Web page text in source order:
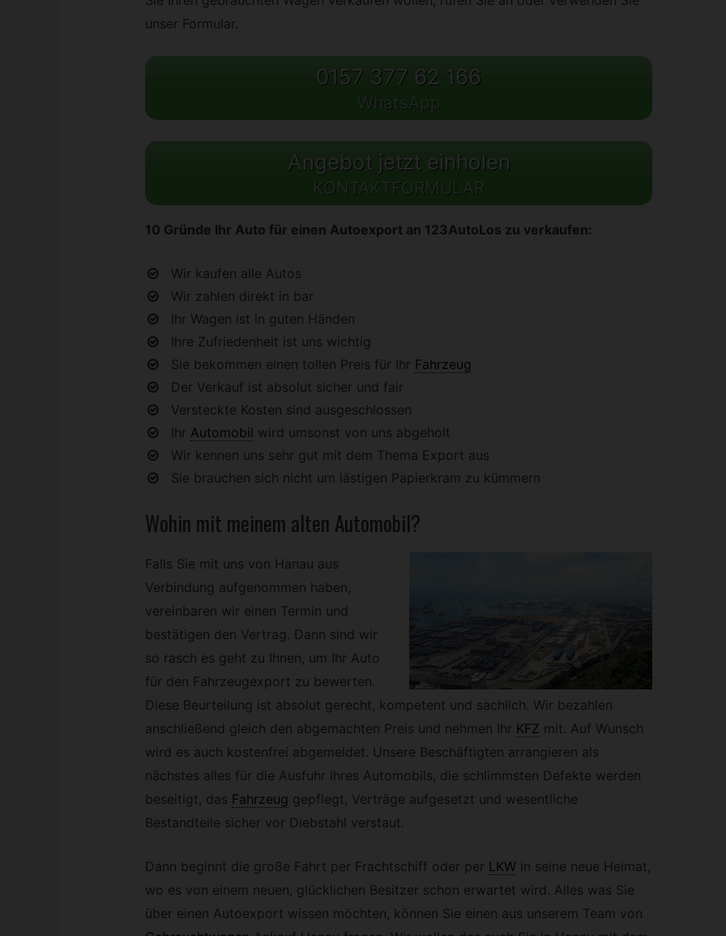
unser Formular.
0157 377 62 166
WhatsApp
Angebot jetzt einholen
KONTAKTFORMULAR
10 Gründe Ihr Auto für einen Autoexport an 123AutoLos zu verkaufen:
Wir kaufen alle Autos
Wir zahlen direkt in bar
Ihr Wagen ist in guten Händen
Ihre Zufriedenheit ist uns wichtig
Sie bekommen einen tollen Preis für Ihr Fahrzeug
Der Verkauf ist absolut sicher und fair
Versteckte Kosten sind ausgeschlossen
Ihr Automobil wird umsonst von uns abgeholt
Wir kennen uns sehr gut mit dem Thema Export aus
Sie brauchen sich nicht um lästigen Papierkram zu kümmern
Wohin mit meinem alten Automobil?
Falls Sie mit uns von Hanau aus
Verbindung aufgenommen haben,
vereinbaren wir einen Termin und
bestätigen den Vertrag. Dann sind wir
so rasch es geht zu Ihnen, um Ihr Auto
für den Fahrzeugexport zu bewerten.
Diese Beurteilung ist absolut gerecht, kompetent und sachlich. Wir bezahlen
anschließend gleich den abgemachten Preis und nehmen Ihr KFZ mit. Auf Wunsch
wird es auch kostenfrei abgemeldet. Unsere Beschäftigten arrangieren als
nächstes alles für die Ausfuhr Ihres Automobils, die schlimmsten Defekte werden
beseitigt, das Fahrzeug gepflegt, Verträge aufgesetzt und wesentliche
Bestandteile sicher vor Diebstahl verstaut.
Dann beginnt die große Fahrt per Frachtschiff oder per LKW in seine neue Heimat,
wo es von einem neuen, glücklichen Besitzer schon erwartet wird. Alles was Sie
über einen Autoexport wissen möchten, können Sie einen aus unserem Team von